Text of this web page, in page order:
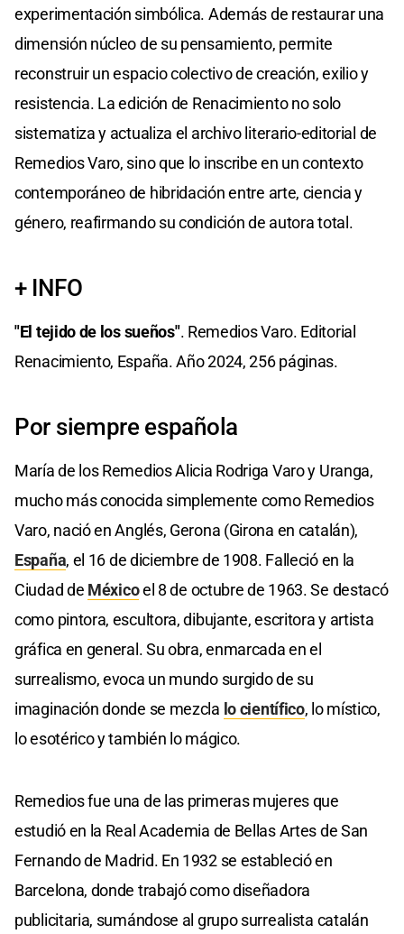
experimentación simbólica. Además de restaurar una
dimensión núcleo de su pensamiento, permite
reconstruir un espacio colectivo de creación, exilio y
resistencia. La edición de Renacimiento no solo
sistematiza y actualiza el archivo literario-editorial de
Remedios Varo, sino que lo inscribe en un contexto
contemporáneo de hibridación entre arte, ciencia y
género, reafirmando su condición de autora total.
+ INFO
"El tejido de los sueños". Remedios Varo. Editorial
Renacimiento, España. Año 2024, 256 páginas.
Por siempre española
María de los Remedios Alicia Rodriga Varo y Uranga,
mucho más conocida simplemente como Remedios
Varo, nació en Anglés, Gerona (Girona en catalán),
España, el 16 de diciembre de 1908. Falleció en la
Ciudad de Méxicoel 8 de octubre de 1963. Se destacó
como pintora, escultora, dibujante, escritora y artista
gráfica en general. Su obra, enmarcada en el
surrealismo, evoca un mundo surgido de su
imaginación donde se mezcla lo científico, lo místico,
lo esotérico y también lo mágico.
Remedios fue una de las primeras mujeres que
estudió en la Real Academia de Bellas Artes de San
Fernando de Madrid. En 1932 se estableció en
Barcelona, donde trabajó como diseñadora
publicitaria, sumándose al grupo surrealista catalán